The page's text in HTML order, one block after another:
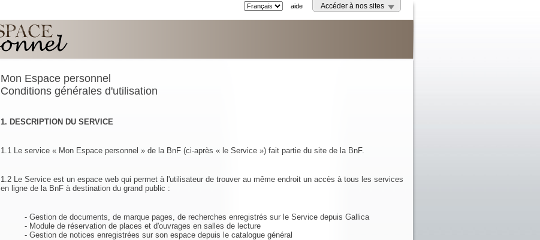
aide Accéder à nos sites
Mon Espace personnel
Conditions générales d'utilisation
1. DESCRIPTION DU SERVICE
1.1 Le service « Mon Espace personnel » de la BnF (ci-après « le Service ») fait partie du site de la BnF.
1.2 Le Service est un espace web qui permet à l'utilisateur de trouver au même endroit un accès à tous les services
en ligne de la BnF à destination du grand public :
- Gestion de documents, de marque pages, de recherches enregistrés sur le Service depuis Gallica
- Module de réservation de places et d'ouvrages en salles de lecture
- Gestion de notices enregistrées sur son espace depuis le catalogue général